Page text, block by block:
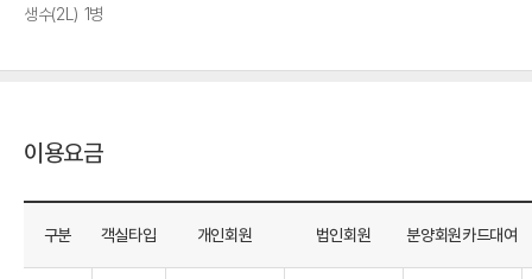
생수(2L) 1병
이용요금
구분 객실타입 개인회원 법인회원 분양회원카드대여